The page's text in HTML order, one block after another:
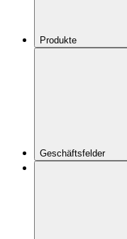
Produkte
Geschäftsfelder